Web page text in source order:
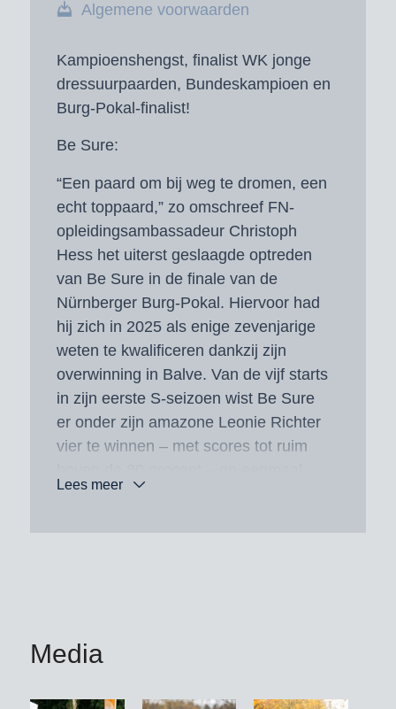
Algemene voorwaarden
Kampioenshengst, finalist WK jonge
dressuurpaarden, Bundeskampioen en
Burg-Pokal-finalist!
Be Sure:
“Een paard om bij weg te dromen, een
echt toppaard,” zo omschreef FN-
opleidingsambassadeur Christoph
Hess het uiterst geslaagde optreden
van Be Sure in de finale van de
Nürnberger Burg-Pokal. Hiervoor had
hij zich in 2025 als enige zevenjarige
weten te kwalificeren dankzij zijn
overwinning in Balve. Van de vijf starts
in zijn eerste S-seizoen wist Be Sure
er onder zijn amazone Leonie Richter
vier te winnen – met scores tot ruim
werd hij tweede.
harmonie van de presentatie: 9,0).
het Hannoveraner kampioenschap
Lees meer
Media